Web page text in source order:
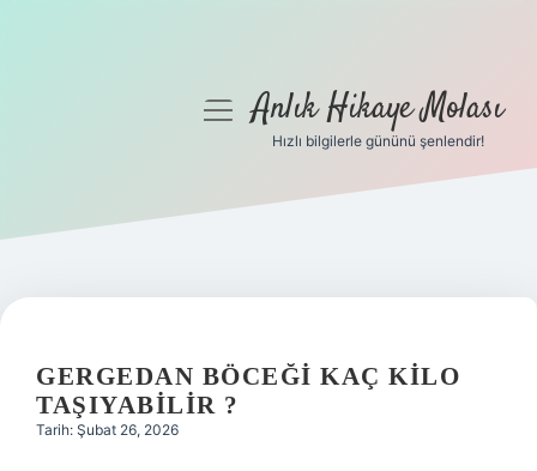
Gizlilik Politikası
Yasal Uyarı
menüyüAnlık Hikaye Molası
Hızlı bilgilerle gününü şenlendir!
GERGEDAN BÖCEĞI KAÇ KILO
TAŞIYABILIR ?
Tarih: Şubat 26, 2026